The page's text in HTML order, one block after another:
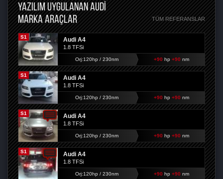
YAZILIM UYGULANAN AUDI
MARKA ARAÇLAR
TÜM REFERANSLAR
S1 Audi A4
1.8 TFSi
Orj:120hp / 230nm +90 hp +90 nm
S1 Audi A4
1.8 TFSi
Orj:120hp / 230nm +90 hp +90 nm
S1 Audi A4
1.8 TFSi
Orj:120hp / 230nm +90 hp +90 nm
S1 Audi A4
1.8 TFSi
Orj:120hp / 230nm +90 hp +90 nm